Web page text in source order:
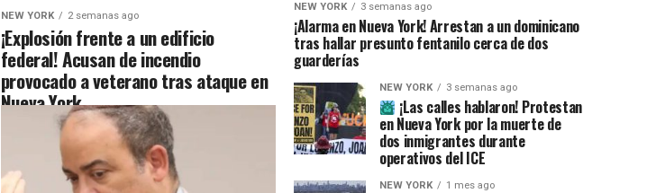
NEW YORK 2 semanas ago
¡Explosión frente a un edificio
federal! Acusan de incendio
provocado a veterano tras ataque en
Nueva York
NEW YORK 3 semanas ago
¡Alarma en Nueva York! Arrestan a un dominicano
tras hallar presunto fentanilo cerca de dos
guarderías
NEW YORK 3 semanas ago
¡Las calles hablaron! Protestan
en Nueva York por la muerte de
dos inmigrantes durante
operativos del ICE
NEW YORK 1 mes ago